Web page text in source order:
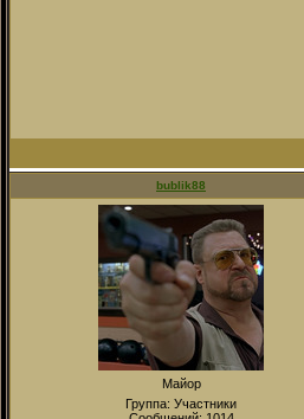
bublik88
Майор
Группа: Участники